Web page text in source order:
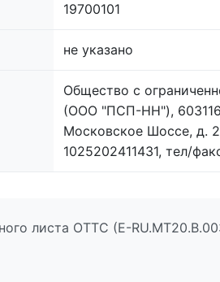
19700101
не указано
Общество с
(ООО "ПСП-НН"),
Московское Шоссе, д.
1025202411431, тел/
листа ОТТС (E-